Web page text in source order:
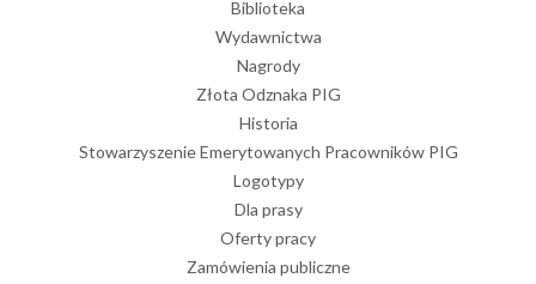
Biblioteka
Wydawnictwa
Nagrody
Złota Odznaka PIG
Historia
Stowarzyszenie Emerytowanych Pracowników PIG
Logotypy
Dla prasy
Oferty pracy
Zamówienia publiczne